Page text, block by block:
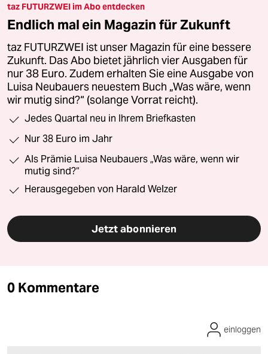
taz FUTURZWEI im Abo entdecken
Endlich mal ein Magazin für Zukunft
taz FUTURZWEI ist unser Magazin für eine bessere
Zukunft. Das Abo bietet jährlich vier Ausgaben für
nur 38 Euro. Zudem erhalten Sie eine Ausgabe von
Luisa Neubauers neuestem Buch „Was wäre, wenn
wir mutig sind?“ (solange Vorrat reicht).
Jedes Quartal neu in Ihrem Briefkasten
Nur 38 Euro im Jahr
Als Prämie Luisa Neubauers „Was wäre, wenn wir
mutig sind?“
Herausgegeben von Harald Welzer
Jetzt abonnieren
0 Kommentare
einloggen